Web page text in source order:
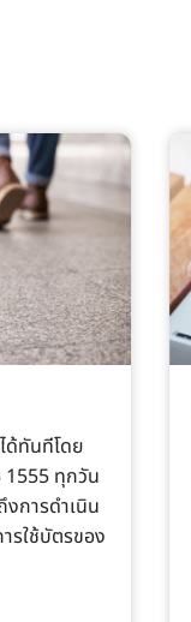
ด้ทันทีโดย
1555 ทุกวัน
การดำเนิน
รใช้บัตรของ